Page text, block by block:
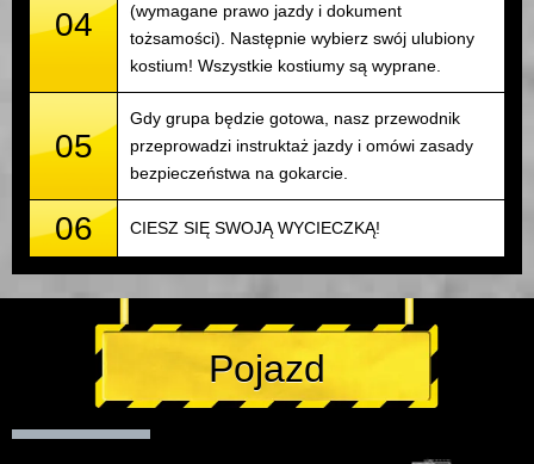
04
(wymagane prawo jazdy i dokument
tożsamości). Następnie wybierz swój ulubiony
kostium! Wszystkie kostiumy są wyprane.
05
Gdy grupa będzie gotowa, nasz przewodnik
przeprowadzi instruktaż jazdy i omówi zasady
bezpieczeństwa na gokarcie.
06 CIESZ SIĘ SWOJĄ WYCIECZKĄ!
Pojazd